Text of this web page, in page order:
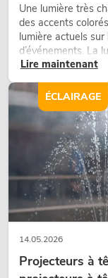
Une lumière très
des accents
lumière actuels
d’événements. La
nostalgique, mais
scènes et peut
émotionnelles.
Lire maintenant
14.05.2026
Projecteurs à
ÉCLAIRAGE